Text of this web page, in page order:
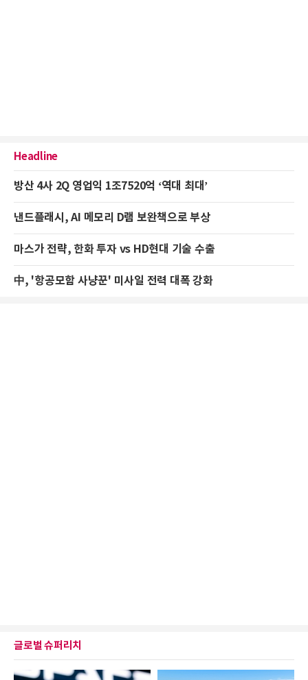
Headline
방산 4사 2Q 영업익 1조7520억 ‘역대 최대’
낸드플래시, AI 메모리 D램 보완책으로 부상
마스가 전략, 한화 투자 vs HD현대 기술 수출
中, '항공모함 사냥꾼' 미사일 전력 대폭 강화
글로벌 슈퍼리치